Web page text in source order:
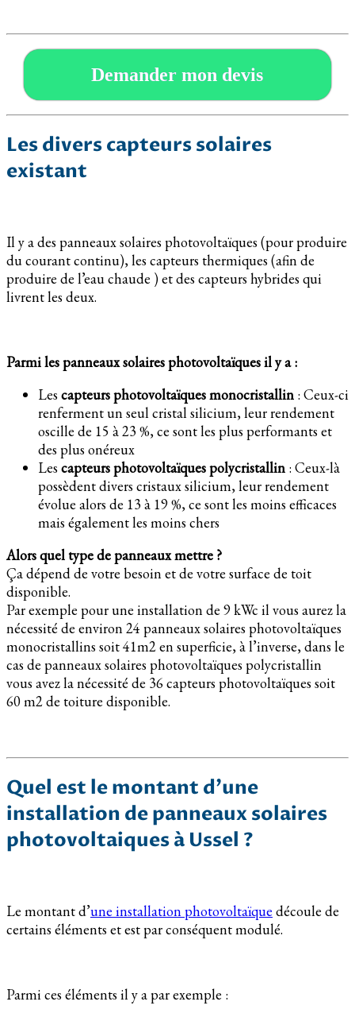
Demander mon devis
Les divers capteurs solaires
existant
Il y a des panneaux solaires photovoltaïques (pour produire
du courant continu), les capteurs thermiques (afin de
produire de l’eau chaude ) et des capteurs hybrides qui
livrent les deux.
Parmi les panneaux solaires photovoltaïques il y a :
Les capteurs photovoltaïques monocristallin : Ceux-ci
renferment un seul cristal silicium, leur rendement
oscille de 15 à 23 %, ce sont les plus performants et
des plus onéreux
Les capteurs photovoltaïques polycristallin : Ceux-là
possèdent divers cristaux silicium, leur rendement
évolue alors de 13 à 19 %, ce sont les moins efficaces
mais également les moins chers
Alors quel type de panneaux mettre ?
Ça dépend de votre besoin et de votre surface de toit
disponible.
Par exemple pour une installation de 9 kWc il vous aurez la
nécessité de environ 24 panneaux solaires photovoltaïques
monocristallins soit 41m2 en superficie, à l’inverse, dans le
cas de panneaux solaires photovoltaïques polycristallin
vous avez la nécessité de 36 capteurs photovoltaïques soit
60 m2 de toiture disponible.
Quel est le montant d’une
installation de panneaux solaires
photovoltaiques à Ussel ?
Le montant d’une installation photovoltaïque découle de
certains éléments et est par conséquent modulé.
Parmi ces éléments il y a par exemple :